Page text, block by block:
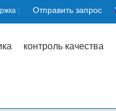
: Отправить запрос
контроль качества